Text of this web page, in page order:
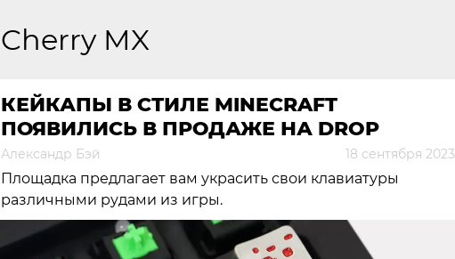
Cherry MX
КЕЙКАПЫ В СТИЛЕ MINECRAFT
ПОЯВИЛИСЬ В ПРОДАЖЕ НА DROP
Александр Бэй 18 сентября 2023
Площадка предлагает вам украсить свои клавиатуры
различными рудами из игры.